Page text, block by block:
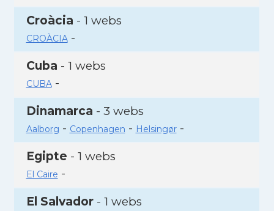
Croàcia - 1 webs
CROÀCIA-
Cuba - 1 webs
CUBA-
Dinamarca - 3 webs
Aalborg - Copenhagen - Helsingør-
Egipte - 1 webs
El Caire -
El Salvador- 1 webs